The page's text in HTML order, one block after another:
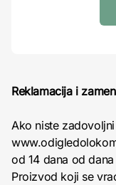
Reklamacija i
Ako niste
od 14 dana od
Proizvod koji se